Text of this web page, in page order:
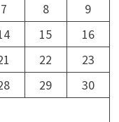
7 8
9
15
16
22
23
29
30